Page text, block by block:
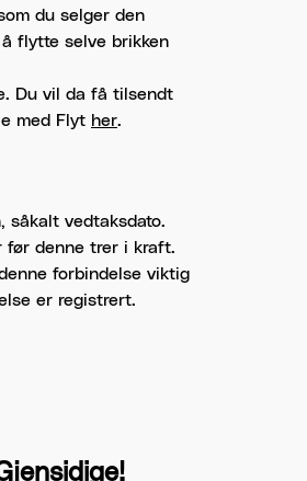
du selger den
flytte selve brikken
Du vil da få tilsendt
med Flyt her.
såkalt vedtaksdato.
før denne trer i kraft.
forbindelse viktig
er registrert.